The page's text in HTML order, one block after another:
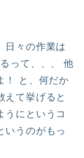
日々の作業は
って、、、 他
！ と、何だか
えて挙げると
うにというコ
いうのがもっ